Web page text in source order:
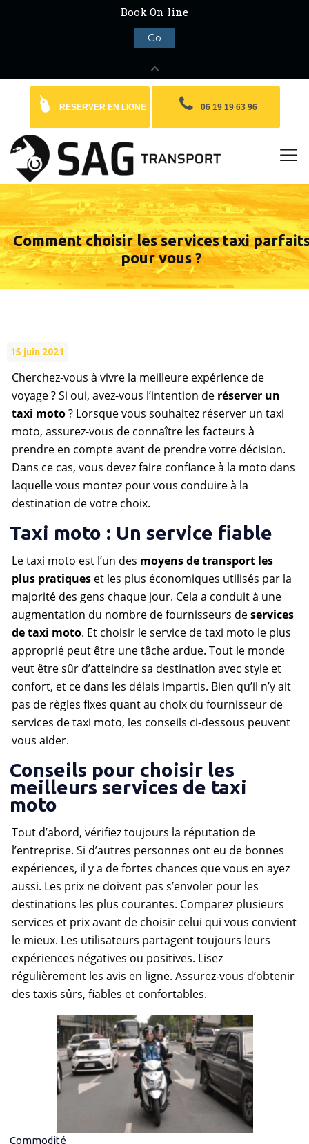
RESERVER EN LIGNE 06 19 19 63 96
Comment choisir les services taxi
pour vous ?
15 juin 2021
Cherchez-vous à vivre la meilleure expérience de
voyage ? Si oui, avez-vous l’intention de réserver un
taxi moto? Lorsque vous souhaitez réserver un taxi
moto, assurez-vous de connaître les facteurs à
prendre en compte avant de prendre votre décision.
Dans ce cas, vous devez faire confiance à la moto dans
laquelle vous montez pour vous conduire à la
destination de votre choix.
Taxi moto : Un service fiable
Le taxi moto est l’un des moyens de transport les
plus pratiques et les plus économiques utilisés par la
majorité des gens chaque jour. Cela a conduit à une
augmentation du nombre de fournisseurs deservices
de taxi moto. Et choisir le service de taxi moto le plus
approprié peut être une tâche ardue. Tout le monde
veut être sûr d’atteindre sa destination avec style et
confort, et ce dans les délais impartis. Bien qu’il n’y ait
pas de règles fixes quant au choix du fournisseur de
services de taxi moto, les conseils ci-dessous peuvent
vous aider.
Conseils pour choisir les
meilleurs services de taxi
moto
Tout d’abord, vérifiez toujours la réputation de
l’entreprise. Si d’autres personnes ont eu de bonnes
expériences, il y a de fortes chances que vous en ayez
aussi. Les prix ne doivent pas s’envoler pour les
destinations les plus courantes. Comparez plusieurs
services et prix avant de choisir celui qui vous convient
le mieux. Les utilisateurs partagent toujours leurs
expériences négatives ou positives. Lisez
régulièrement les avis en ligne. Assurez-vous d’obtenir
des taxis sûrs, fiables et confortables.
Commodité